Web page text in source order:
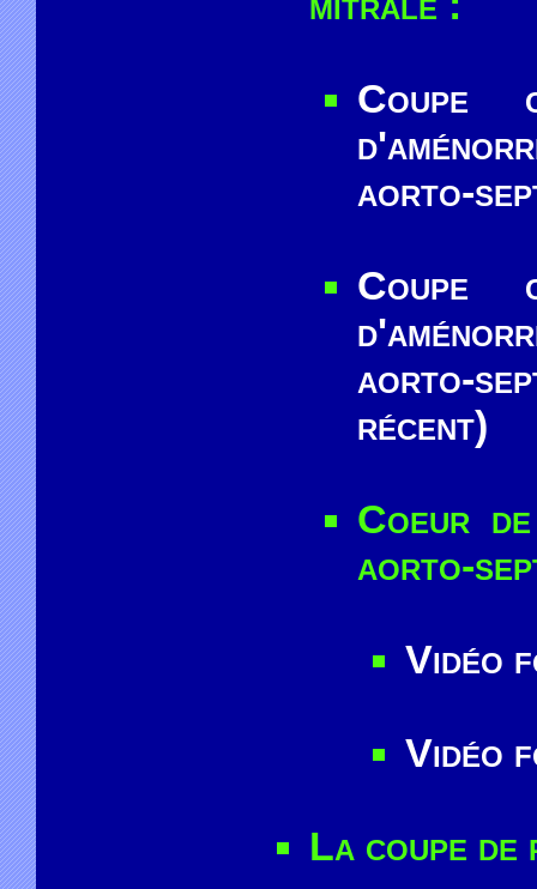
Coupe
aorto-
Coupe
aorto-
récent)
Coeur
aorto-
Vidéo
Vidéo
La coupe